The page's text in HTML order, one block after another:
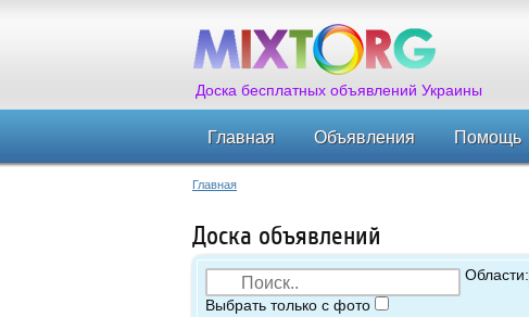
Доска бесплатных объявлений Украины
Главная Объявления Помощь
Главная
Доска объявлений
Выбрать только с фото
Области: